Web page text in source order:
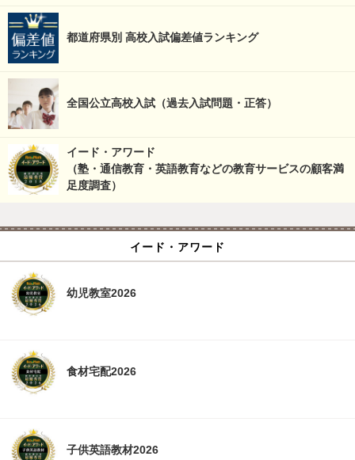
都道府県別 高校入試偏差値ランキング
全国公立高校入試（過去入試問題・正答）
イード・アワード
（塾・通信教育・英語教育などの教育サービスの顧客満
足度調査）
イード・アワード
幼児教室2026
食材宅配2026
子供英語教材2026